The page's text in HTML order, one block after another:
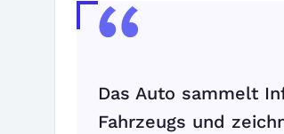
Das Auto sammelt
Fahrzeugs und